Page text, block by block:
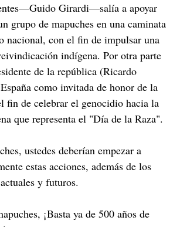
Girardi—salía a apoyar
grupo de mapuches en una caminata
nacional, con el fin de impulsar una
indígena. Por otra parte
de la república (Ricardo
como invitada de honor de la
fin de celebrar el genocidio hacia la
que representa el "Día de la Raza".
ustedes deberían empezar a
estas acciones, además de los
y futuros.
¡Basta ya de 500 años de